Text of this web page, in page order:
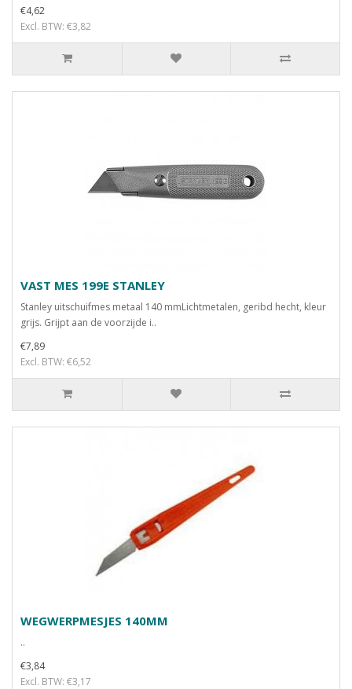
€4,62
Excl. BTW: €3,82
VAST MES 199E STANLEY
Stanley uitschuifmes metaal 140 mmLichtmetalen, geribd hecht, kleur
grijs. Grijpt aan de voorzijde i..
€7,89
Excl. BTW: €6,52
WEGWERPMESJES 140MM
..
€3,84
Excl. BTW: €3,17